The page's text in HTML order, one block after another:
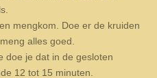
mengkom. Doe er de kruiden
alles goed.
doe je dat in de gesloten
12 tot 15 minuten.